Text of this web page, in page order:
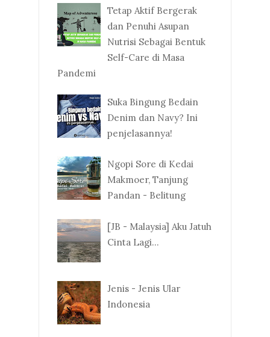
Tetap Aktif Bergerak
dan Penuhi Asupan
Nutrisi Sebagai Bentuk
Self-Care di Masa
Pandemi
Suka Bingung Bedain
Denim dan Navy? Ini
penjelasannya!
Ngopi Sore di Kedai
Makmoer, Tanjung
Pandan - Belitung
[JB - Malaysia] Aku Jatuh
Cinta Lagi...
Jenis - Jenis Ular
Indonesia